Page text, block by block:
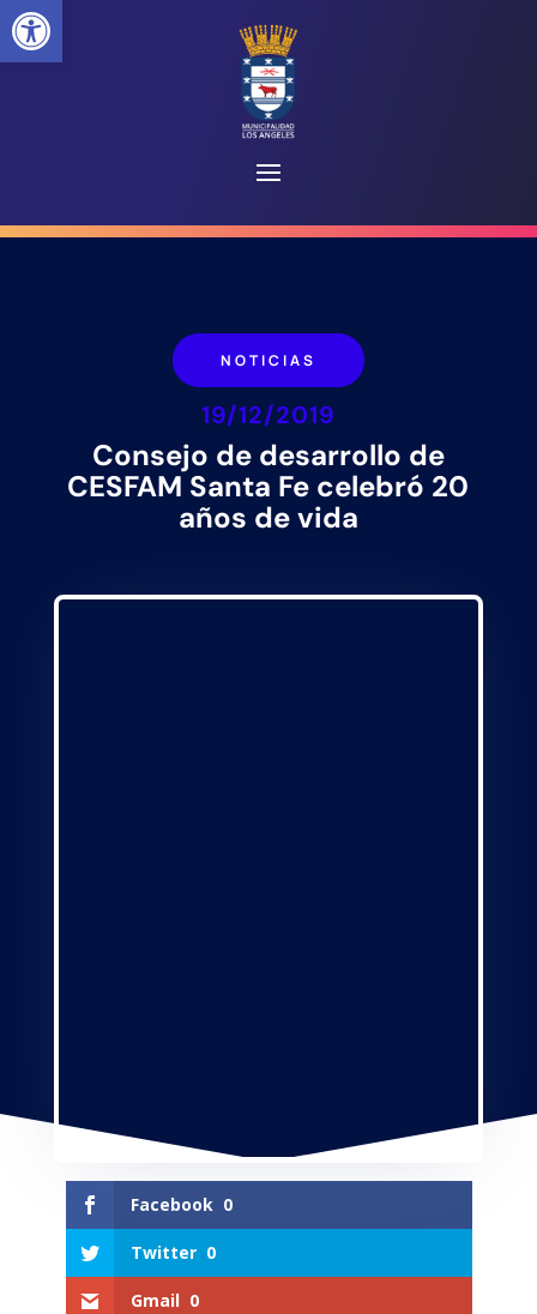
NOTICIAS
19/12/2019
Consejo de desarrollo de
CESFAM Santa Fe celebró 20
años de vida
Facebook 0
Twitter 0
Gmail 0